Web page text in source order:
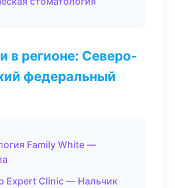
в регионе: Северо-
федеральный
Family White —
Expert Clinic — Нальчик